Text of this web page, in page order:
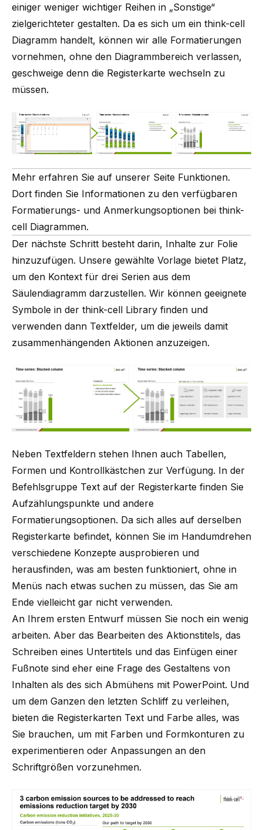
einiger weniger wichtiger Reihen in „Sonstige“
zielgerichteter gestalten. Da es sich um ein think-cell
Diagramm handelt, können wir alle Formatierungen
vornehmen, ohne den Diagrammbereich verlassen,
geschweige denn die Registerkarte wechseln zu
müssen.
Mehr erfahren Sie auf unserer Seite Funktionen.
Dort finden Sie Informationen zu den verfügbaren
Formatierungs- und Anmerkungsoptionen bei think-
cell Diagrammen.
Der nächste Schritt besteht darin, Inhalte zur Folie
hinzuzufügen. Unsere gewählte Vorlage bietet Platz,
um den Kontext für drei Serien aus dem
Säulendiagramm darzustellen. Wir können geeignete
Symbole in der think-cell Library finden und
verwenden dann Textfelder, um die jeweils damit
zusammenhängenden Aktionen anzuzeigen.
Neben Textfeldern stehen Ihnen auch Tabellen,
Formen und Kontrollkästchen zur Verfügung. In der
Befehlsgruppe Text auf der Registerkarte finden Sie
Aufzählungspunkte und andere
Formatierungsoptionen. Da sich alles auf derselben
Registerkarte befindet, können Sie im Handumdrehen
verschiedene Konzepte ausprobieren und
herausfinden, was am besten funktioniert, ohne in
Menüs nach etwas suchen zu müssen, das Sie am
Ende vielleicht gar nicht verwenden.
An Ihrem ersten Entwurf müssen Sie noch ein wenig
arbeiten. Aber das Bearbeiten des Aktionstitels, das
Schreiben eines Untertitels und das Einfügen einer
Fußnote sind eher eine Frage des Gestaltens von
Inhalten als des sich Abmühens mit PowerPoint. Und
um dem Ganzen den letzten Schliff zu verleihen,
bieten die Registerkarten Text und Farbe alles, was
Sie brauchen, um mit Farben und Formkonturen zu
experimentieren oder Anpassungen an den
Schriftgrößen vorzunehmen.